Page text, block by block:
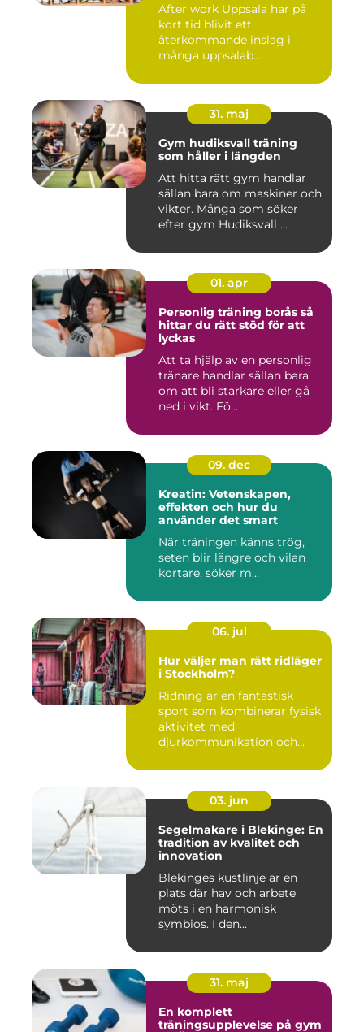
After work Uppsala har på
kort tid blivit ett
återkommande inslag i
många uppsalab...
31. maj
Gym hudiksvall träning
som håller i längden
Att hitta rätt gym handlar
sällan bara om maskiner och
vikter. Många som söker
efter gym Hudiksvall ...
01. apr
Personlig träning borås så
hittar du rätt stöd för att
lyckas
Att ta hjälp av en personlig
tränare handlar sällan bara
om att bli starkare eller gå
ned i vikt. Fö...
09. dec
Kreatin: Vetenskapen,
effekten och hur du
använder det smart
När träningen känns trög,
seten blir längre och vilan
kortare, söker m...
06. jul
Hur väljer man rätt ridläger
i Stockholm?
Ridning är en fantastisk
sport som kombinerar fysisk
aktivitet med
djurkommunikation och
03. jun
Segelmakare i Blekinge: En
tradition av kvalitet och
innovation
Blekinges kustlinje är en
plats där hav och arbete
möts i en harmonisk
symbios. I den...
31. maj
En komplett
träningsupplevelse på gym